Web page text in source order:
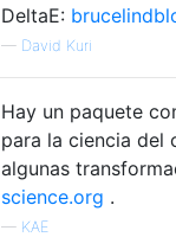
DeltaE:
— David Kuri
Hay un paquete
para la ciencia del
algunas
science.org .
— KAE